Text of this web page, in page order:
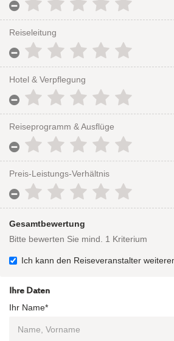
Reiseleitung
Hotel & Verpflegung
Reiseprogramm & Ausflüge
Preis-Leistungs-Verhältnis
Gesamtbewertung
Bitte bewerten Sie mind. 1 Kriterium
Ich kann den Reiseveranstalter
Ihre Daten
Ihr Name*